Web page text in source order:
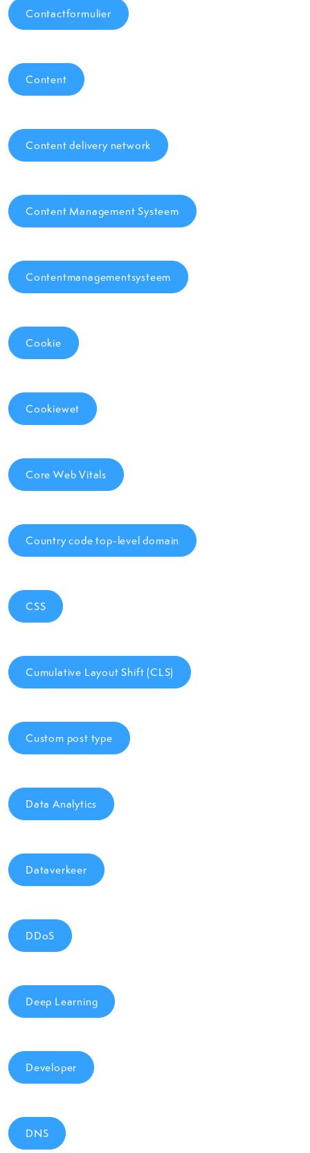
Contactformulier
Content
Content delivery network
Content Management Systeem
Contentmanagementsysteem
Cookie
Cookiewet
Core Web Vitals
Country code top-level domain
CSS
Cumulative Layout Shift (CLS)
Custom post type
Data Analytics
Dataverkeer
DDoS
Deep Learning
Developer
DNS